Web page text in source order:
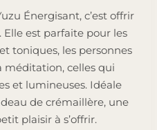
Énergisant, c’est offrir
Elle est parfaite pour les
toniques, les personnes
méditation, celles qui
et lumineuses. Idéale
de crémaillère, une
plaisir à s’offrir.